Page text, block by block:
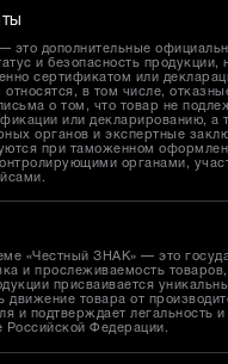
это дополнительные
и безопасность продукции,
сертификатом или
относятся, в том числе,
о том, что товар не
или декларированию, а
органов и экспертные
при таможенном
органами,
«Честный ЗНАК» — это
и прослеживаемость
присваивается
движение товара от
и подтверждает легальность и
Российской Федерации.